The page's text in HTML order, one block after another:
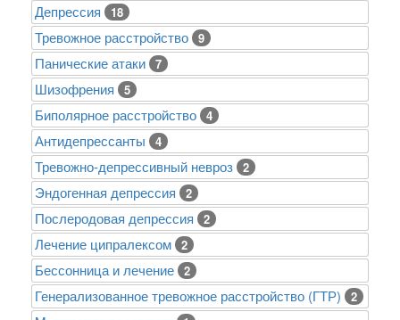
Депрессия 18
Тревожное расстройство 9
Панические атаки 7
Шизофрения 5
Биполярное расстройство 4
Антидепрессанты 4
Тревожно-депрессивный невроз 2
Эндогенная депрессия 2
Послеродовая депрессия 2
Лечение ципралексом 2
Бессонница и лечение 2
Генерализованное тревожное расстройство (ГТР) 2